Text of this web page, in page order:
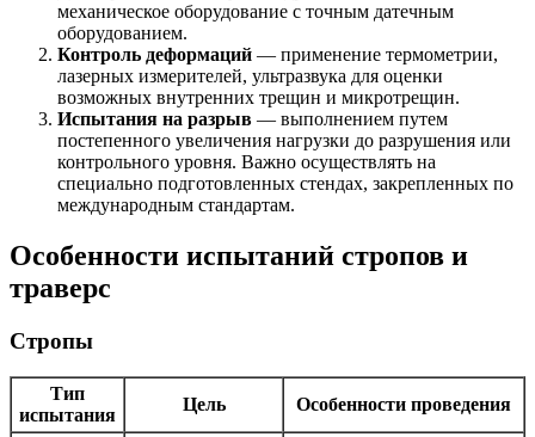
механическое оборудование с точным датечным
оборудованием.
Контроль деформаций — применение термометрии,
лазерных измерителей, ультразвука для оценки
возможных внутренних трещин и микротрещин.
Испытания на разрыв — выполнением путем
постепенного увеличения нагрузки до разрушения или
контрольного уровня. Важно осуществлять на
специально подготовленных стендах, закрепленных по
международным стандартам.
Особенности испытаний стропов и
траверс
Стропы
Тип
испытания
Цель Особенности проведения